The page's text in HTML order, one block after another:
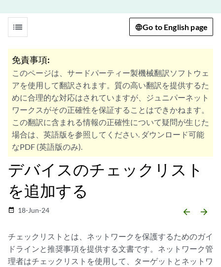
list Go to English page
免責事項:
このページは、サードパーティー製機械翻訳ソフトウェ
アを使用して翻訳されます。質の高い翻訳を提供するた
めに合理的な対応はされていますが、ジュニパーネット
ワークスがその正確性を保証することはできかねます。
この翻訳に含まれる情報の正確性について疑問が生じた
場合は、英語版を参照してください. ダウンロード可能
なPDF (英語版のみ).
デバイスのチェックリスト
を追加する
date_range 18-Jun-24 arrow_backward arrow_forward
チェックリストとは、ネットワークを保護するためのガイ
ドラインと推奨事項を提供する文書です。ネットワーク管
理者はチェックリストを使用して、ターゲットとネットワ